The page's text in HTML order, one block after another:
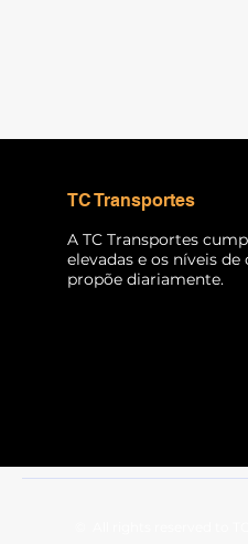
TC Transportes
A TC Transportes
elevadas e os níveis de
propõe diariamente.